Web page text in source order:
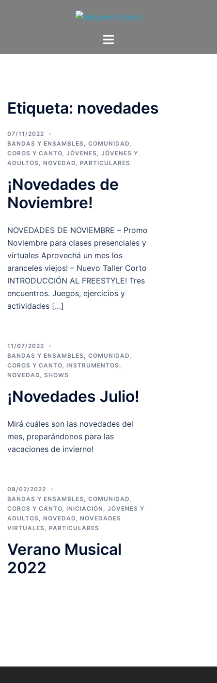
Etiqueta: novedades
07/11/2022
BANDAS Y ENSAMBLES
COMUNIDAD
COROS Y CANTO JÓVENES
JÓVENES Y
ADULTOS
NOVEDAD PARTICULARES
¡Novedades de
Noviembre!
NOVEDADES DE NOVIEMBRE – Promo
Noviembre para clases presenciales y
virtuales Aprovechá un mes los
aranceles viejos! – Nuevo Taller Corto
INTRODUCCIÓN AL FREESTYLE! Tres
encuentros. Juegos, ejercicios y
actividades […]
11/07/2022
BANDAS Y ENSAMBLES
COMUNIDAD
COROS Y CANTO
INSTRUMENTOS
NOVEDAD
SHOWS
¡Novedades Julio!
Mirá cuáles son las novedades del
mes, preparándonos para las
vacaciones de invierno!
09/02/2022
BANDAS Y ENSAMBLES
COMUNIDAD
COROS Y CANTO
INICIACIÓN
JÓVENES Y
ADULTOS
NOVEDAD
NOVEDADES
VIRTUALES
PARTICULARES
Verano Musical
2022